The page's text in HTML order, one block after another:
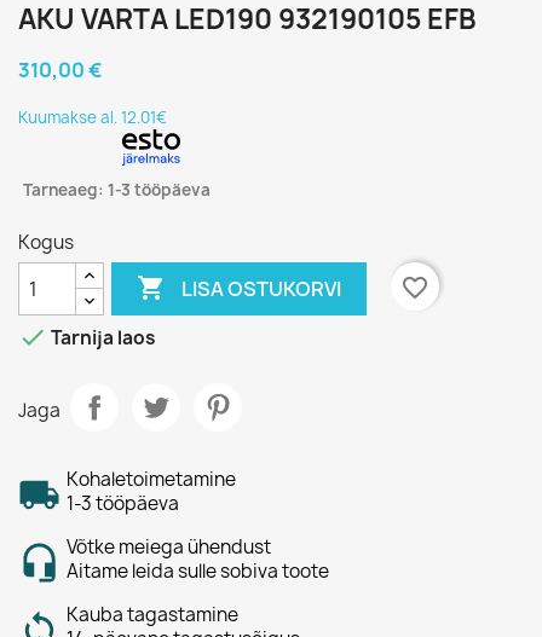
AKU VARTA LED190 932190105 EFB
310,00 €
Kuumakse al. 12.01€
Tarneaeg: 1-3 tööpäeva
Kogus
 LISA OSTUKORVI
favorite_border
 Tarnija laos
Jaga
Kohaletoimetamine
1-3 tööpäeva
Võtke meiega ühendust
Aitame leida sulle sobiva toote
Kauba tagastamine